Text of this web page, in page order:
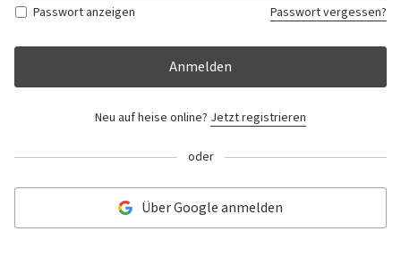
Passwort anzeigen Passwort vergessen?
Anmelden
Neu auf heise online? Jetzt registrieren
oder
Über Google anmelden